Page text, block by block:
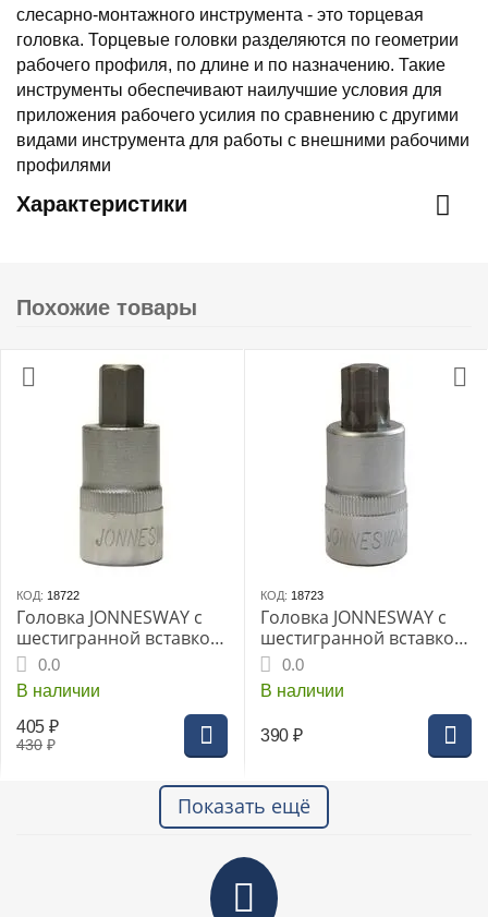
слесарно-монтажного инструмента - это торцевая
головка. Торцевые головки разделяются по геометрии
рабочего профиля, по длине и по назначению. Такие
инструменты обеспечивают наилучшие условия для
приложения рабочего усилия по сравнению с другими
видами инструмента для работы с внешними рабочими
профилями
Характеристики
Похожие товары
КОД: 18722
Головка JONNESWAY с
шестигранной вставкой
"HEX" 1/2" 12мм L-55мм
(S09H412)
0.0
В наличии
430 ₽
405 ₽
КОД: 18723
Головка JONNESWAY с
шестигранной вставкой
"HEX" 1/2" 14мм L-55мм
(S09H414)
0.0
В наличии
390 ₽
Показать ещё